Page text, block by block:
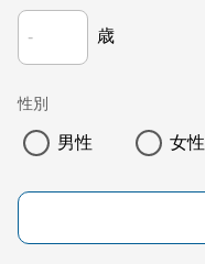
歳
性別
男性 女性